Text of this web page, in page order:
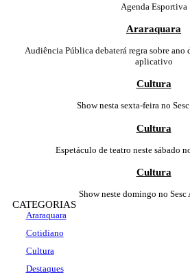
Agenda Esportiva
Araraquara
Audiência Pública debaterá regra sobre ano
aplicativo
Cultura
Show nesta sexta-feira no
Cultura
Espetáculo de teatro neste sábado
Cultura
Show neste domingo no Sesc
CATEGORIAS
Araraquara
Cotidiano
Cultura
Destaques